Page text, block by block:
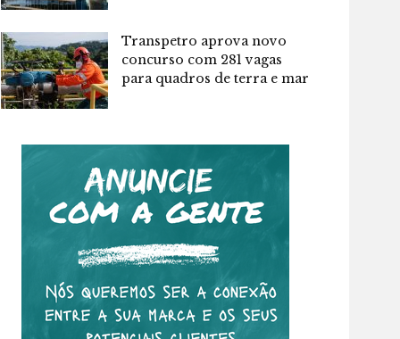
Transpetro aprova novo
concurso com 281 vagas
para quadros de terra e mar